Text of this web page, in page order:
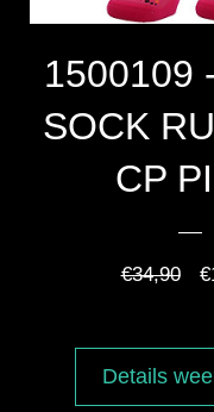
1500109
SOCK
CP
€34,90
Details